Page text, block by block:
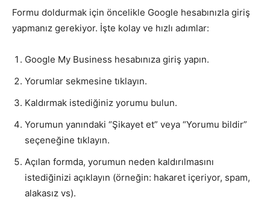
Formu doldurmak için öncelikle Google hesabınızla giriş
yapmanız gerekiyor. İşte kolay ve hızlı adımlar:
Google My Business hesabınıza giriş yapın.
Yorumlar sekmesine tıklayın.
Kaldırmak istediğiniz yorumu bulun.
Yorumun yanındaki “Şikayet et” veya “Yorumu bildir”
seçeneğine tıklayın.
Açılan formda, yorumun neden kaldırılmasını
istediğinizi açıklayın (örneğin: hakaret içeriyor, spam,
alakasız vs).